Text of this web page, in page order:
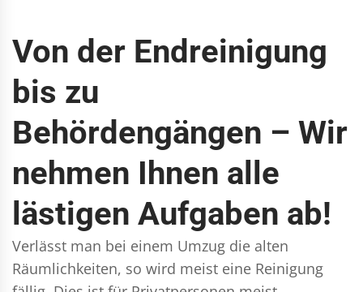
Von der Endreinigung
bis zu
Behördengängen – Wir
nehmen Ihnen alle
lästigen Aufgaben ab!
Verlässt man bei einem Umzug die alten
Räumlichkeiten, so wird meist eine Reinigung